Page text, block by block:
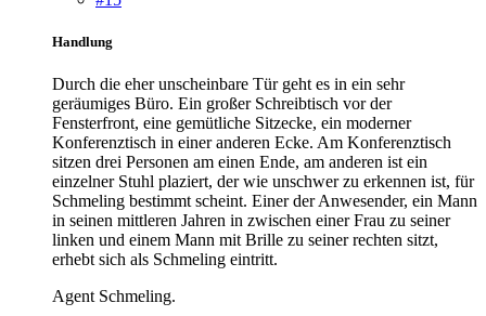
Handlung
Durch die eher unscheinbare Tür geht es in ein sehr
geräumiges Büro. Ein großer Schreibtisch vor der
Fensterfront, eine gemütliche Sitzecke, ein moderner
Konferenztisch in einer anderen Ecke. Am Konferenztisch
sitzen drei Personen am einen Ende, am anderen ist ein
einzelner Stuhl plaziert, der wie unschwer zu erkennen ist, für
Schmeling bestimmt scheint. Einer der Anwesender, ein Mann
in seinen mittleren Jahren in zwischen einer Frau zu seiner
linken und einem Mann mit Brille zu seiner rechten sitzt,
erhebt sich als Schmeling eintritt.
Agent Schmeling.